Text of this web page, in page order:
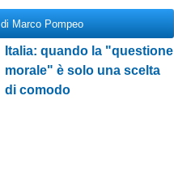
di Marco Pompeo
Italia: quando la "questione
morale" è solo una scelta
di comodo